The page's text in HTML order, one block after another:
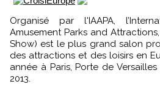
Organisé par l'IAAPA, l’International Association of
Amusement Parks and Attractions,
Show) est le plus grand salon
des attractions et des loisirs en
année à Paris, Porte de
2013.